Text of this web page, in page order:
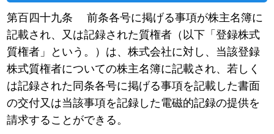
第百四十九条 前条各号に掲げる事項が株主名簿に
記載され、又は記録された質権者（以下「登録株式
質権者」という。）は、株式会社に対し、当該登録
株式質権者についての株主名簿に記載され、若しく
は記録された同条各号に掲げる事項を記載した書面
の交付又は当該事項を記録した電磁的記録の提供を
請求することができる。